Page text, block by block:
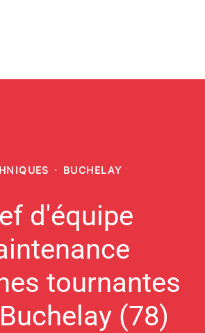
· BUCHELAY
d'équipe
tournantes
(78)